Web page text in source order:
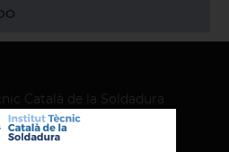
Català de la Soldadura
a Sabadell, 79, Nau 8 bis
(Barcelona)